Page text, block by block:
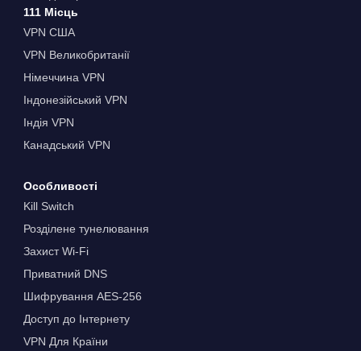
111 Місць
VPN США
VPN Великобританії
Німеччина VPN
Індонезійський VPN
Індія VPN
Канадський VPN
Особливості
Kill Switch
Розділене тунелювання
Захист Wi-Fi
Приватний DNS
Шифрування AES-256
Доступ до Інтернету
VPN Для Країни